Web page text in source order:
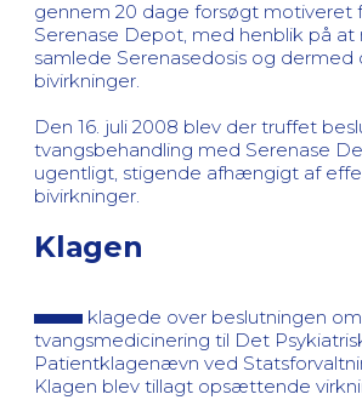
gennem 20 dage forsøgt motiveret
Serenase Depot, med henblik på at
samlede Serenasedosis og
bivirkninger.
Den 16. juli 2008 blev der truffet
tvangsbehandling med Serenase
ugentligt, stigende afhængigt af
bivirkninger.
Klagen
klagede over beslutningen om
tvangsmedicinering til Det
Patientklagenævn ved
Klagen blev tillagt opsættende